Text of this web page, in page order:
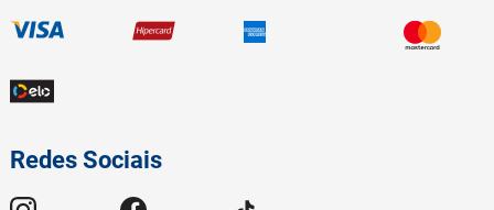
Redes Sociais